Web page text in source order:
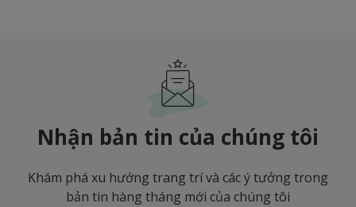
Nhận bản tin của chúng tôi
Khám phá xu hướng trang trí và các ý tưởng trong
bản tin hàng tháng mới của chúng tôi